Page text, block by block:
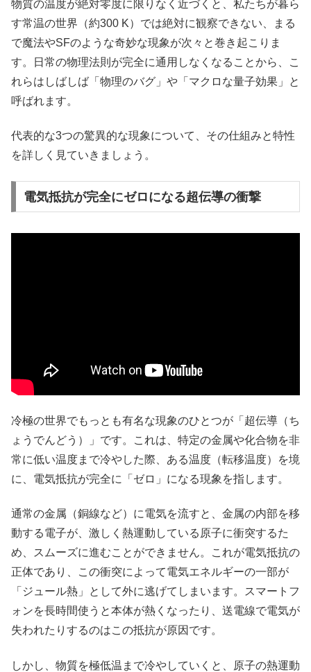
物質の温度が絶対零度に限りなく近づくと、私たちが暮ら
す常温の世界（約300 K）では絶対に観察できない、まる
で魔法やSFのような奇妙な現象が次々と巻き起こりま
す。日常の物理法則が完全に通用しなくなることから、こ
れらはしばしば「物理のバグ」や「マクロな量子効果」と
呼ばれます。
代表的な3つの驚異的な現象について、その仕組みと特性
を詳しく見ていきましょう。
電気抵抗が完全にゼロになる超伝導の衝撃
冷極の世界でもっとも有名な現象のひとつが「超伝導（ち
ょうでんどう）」です。これは、特定の金属や化合物を非
常に低い温度まで冷やした際、ある温度（転移温度）を境
に、電気抵抗が完全に「ゼロ」になる現象を指します。
通常の金属（銅線など）に電気を流すと、金属の内部を移
動する電子が、激しく熱運動している原子に衝突するた
め、スムーズに進むことができません。これが電気抵抗の
正体であり、この衝突によって電気エネルギーの一部が
「ジュール熱」として外に逃げてしまいます。スマートフ
ォンを長時間使うと本体が熱くなったり、送電線で電気が
失われたりするのはこの抵抗が原因です。
しかし、物質を極低温まで冷やしていくと、原子の熱運動